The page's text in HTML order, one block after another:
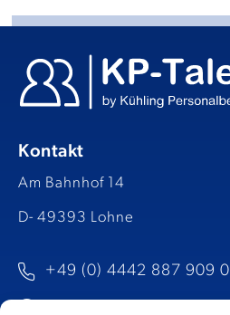
Kontakt
Am Bahnhof 14
D- 49393 Lohne
+49 (0) 4442 887 909 0